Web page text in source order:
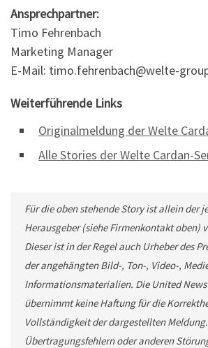
Ansprechpartner:
Timo Fehrenbach
Marketing Manager
E-Mail: timo.fehrenbach@welte-
Weiterführende Links
Originalmeldung der Welte
Alle Stories der Welte Cardan-
Für die oben stehende Story ist allein der
Herausgeber (siehe Firmenkontakt oben)
Dieser ist in der Regel auch Urheber des
der angehängten Bild-, Ton-, Video-,
Informationsmaterialien. Die United
übernimmt keine Haftung für die
Vollständigkeit der dargestellten
Übertragungsfehlern oder anderen